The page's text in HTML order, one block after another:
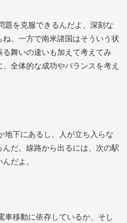
を克服できるんだよ、深刻な
。一方で南米諸国はそういう状
舞いの違いも加えて考えてみ
全体的な成功やバランスを考え
地下にあるし、人が立ち入らな
だ。線路から出るには、次の駅
だよ。
移動に依存しているか、そし